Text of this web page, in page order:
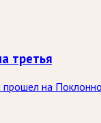
третья
на